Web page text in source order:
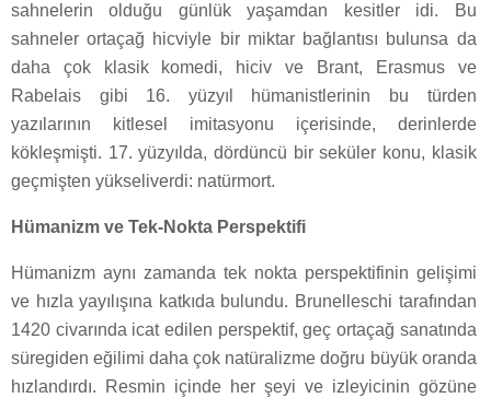
sahnelerin olduğu günlük yaşamdan kesitler idi. Bu
sahneler ortaçağ hicviyle bir miktar bağlantısı bulunsa da
daha çok klasik komedi, hiciv ve Brant, Erasmus ve
Rabelais gibi 16. yüzyıl hümanistlerinin bu türden
yazılarının kitlesel imitasyonu içerisinde, derinlerde
kökleşmişti. 17. yüzyılda, dördüncü bir seküler konu, klasik
geçmişten yükseliverdi: natürmort.
Hümanizm ve Tek-Nokta Perspektifi
Hümanizm aynı zamanda tek nokta perspektifinin gelişimi
ve hızla yayılışına katkıda bulundu. Brunelleschi tarafından
1420 civarında icat edilen perspektif, geç ortaçağ sanatında
süregiden eğilimi daha çok natüralizme doğru büyük oranda
hızlandırdı. Resmin içinde her şeyi ve izleyicinin gözüne